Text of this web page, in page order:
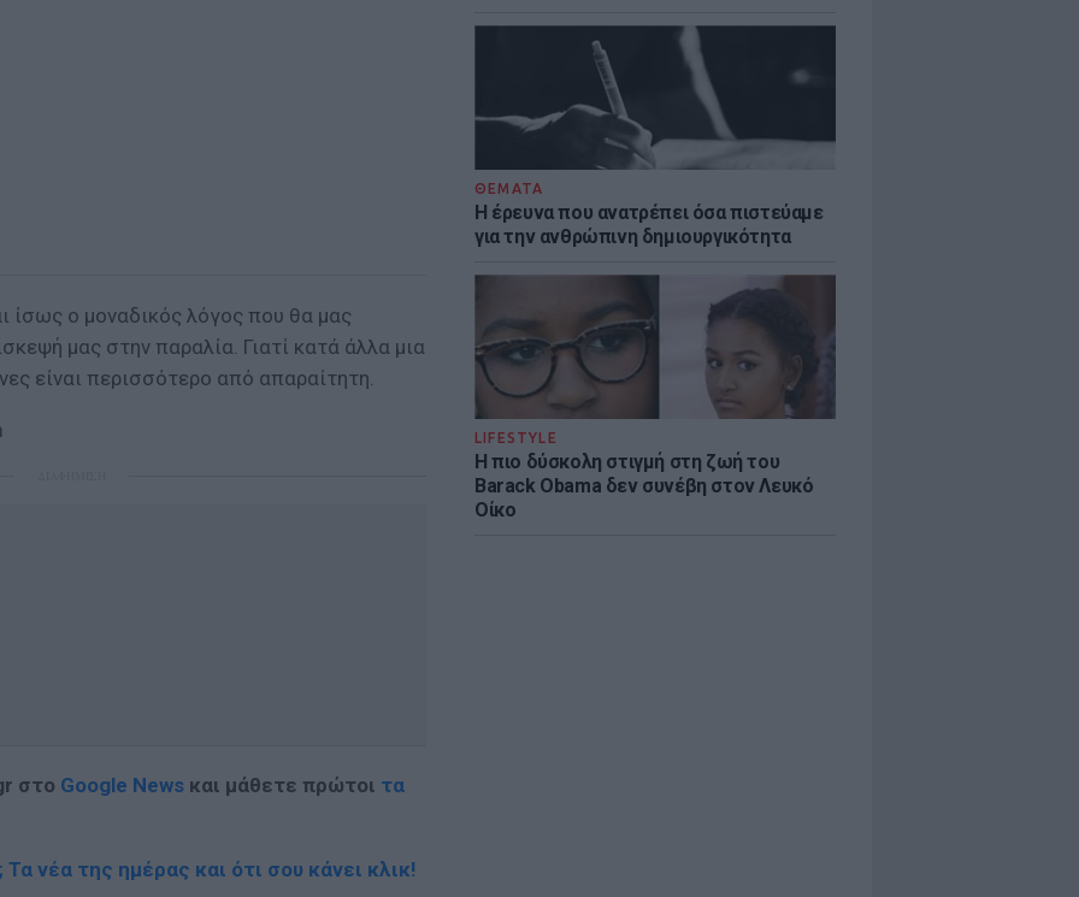
ΘΕΜΑΤΑ
Η έρευνα που ανατρέπει όσα πιστεύαμε
για την ανθρώπινη δημιουργικότητα
LIFESTYLE
Η πιο δύσκολη στιγμή στη ζωή του
Barack Obama δεν συνέβη στον Λευκό
Οίκο
ίσως ο μοναδικός λόγος που θα μας
μας στην παραλία. Γιατί κατά άλλα μια
είναι περισσότερο από απαραίτητη.
στο Google News και μάθετε πρώτοι τα
νέα της ημέρας και ότι σου κάνει κλικ!